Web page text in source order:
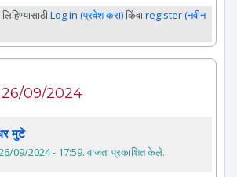
Log in (प्रवेश करा)किंवाregister (नवीन
26/09/2024
मुटे
09/2024 - 17:59. वाजता प्रकाशित केले.